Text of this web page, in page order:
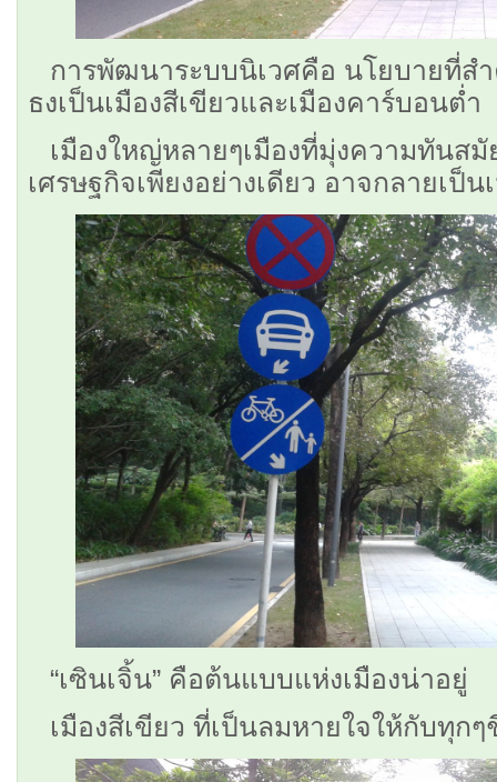
การพัฒนาระบบนิเวศคือ นโยบายที่ส
ธงเป็นเมืองสีเขียวและเมืองคาร์บอนต่ำ
เมืองใหญ่หลายๆเมืองที่มุ่งความทันสมั
เศรษฐกิจเพียงอย่างเดียว อาจกลายเป็
“เซินเจิ้น” คือต้นแบบแห่งเมืองน่าอยู่
เมืองสีเขียว ที่เป็นลมหายใจให้กับทุกๆ